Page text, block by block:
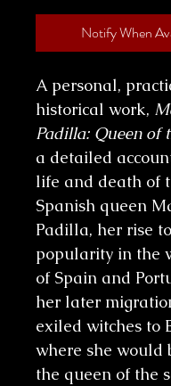
Notify When
A personal,
historical work,
Padilla: Queen of
a detailed
life and death of
Spanish queen
Padilla, her rise to
popularity in the
of Spain and
her later
exiled witches to
where she would
the queen of the